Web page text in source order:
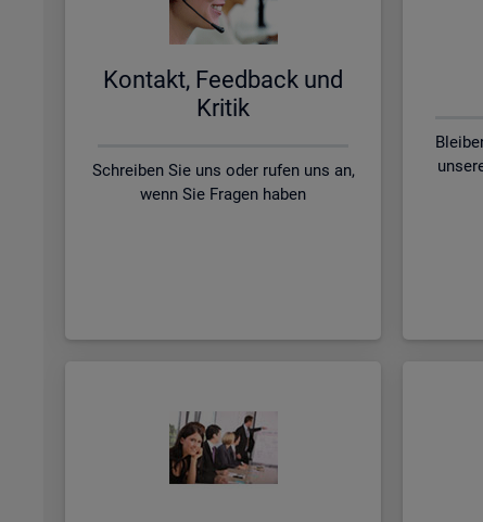
Kon­takt, Feed­back und
Kri­tik
Schreiben Sie uns oder rufen uns an,
wenn Sie Fragen haben